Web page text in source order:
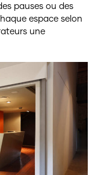
pauses ou des
espace selon
une